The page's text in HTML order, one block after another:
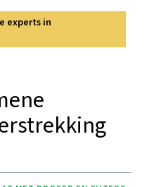
milieuconformiteit. Hij is
debieten van 25 tot
te vervangen cartridges
duurzame constructie zorgt
lange termijn, waardoor
is voor duurzame